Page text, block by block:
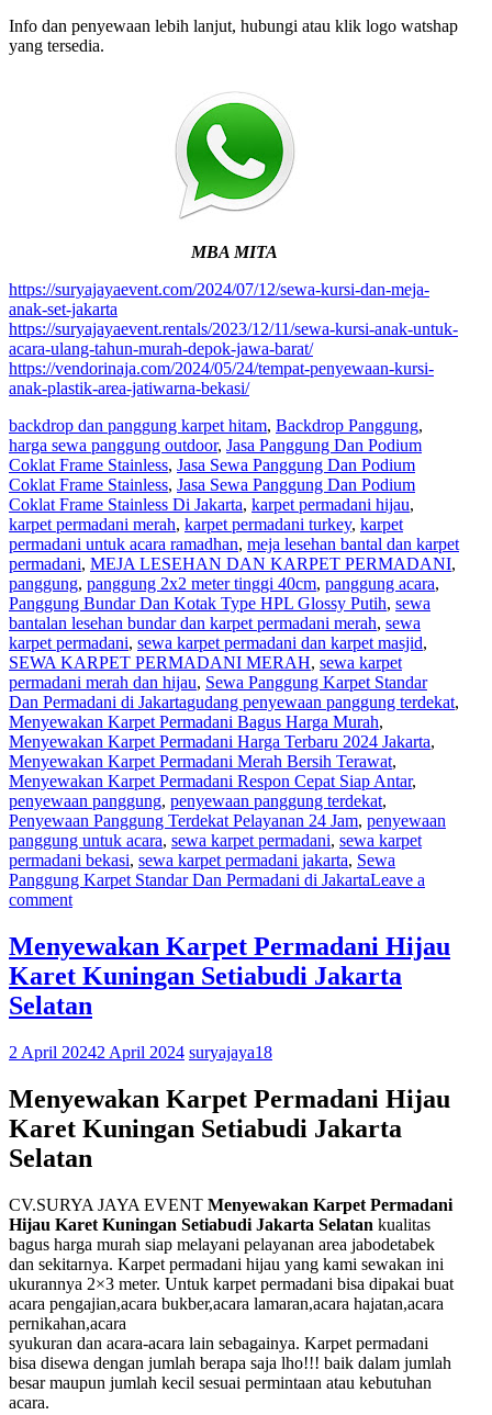
Info dan penyewaan lebih lanjut, hubungi atau klik logo watshap
yang tersedia.
MBA MITA
https://suryajayaevent.com/2024/07/12/sewa-kursi-dan-meja-
anak-set-jakarta
https://suryajayaevent.rentals/2023/12/11/sewa-kursi-anak-untuk-
acara-ulang-tahun-murah-depok-jawa-barat/
https://vendorinaja.com/2024/05/24/tempat-penyewaan-kursi-
anak-plastik-area-jatiwarna-bekasi/
backdrop dan panggung karpet hitam, Backdrop Panggung,
harga sewa panggung outdoor, Jasa Panggung Dan Podium
Coklat Frame Stainless, Jasa Sewa Panggung Dan Podium
Coklat Frame Stainless, Jasa Sewa Panggung Dan Podium
Coklat Frame Stainless Di Jakarta, karpet permadani hijau,
karpet permadani merah, karpet permadani turkey, karpet
permadani untuk acara ramadhan, meja lesehan bantal dan karpet
permadani, MEJA LESEHAN DAN KARPET PERMADANI,
panggung, panggung 2x2 meter tinggi 40cm, panggung acara,
Panggung Bundar Dan Kotak Type HPL Glossy Putih, sewa
bantalan lesehan bundar dan karpet permadani merah, sewa
karpet permadani, sewa karpet permadani dan karpet masjid,
SEWA KARPET PERMADANI MERAH, sewa karpet
permadani merah dan hijau, Sewa Panggung Karpet Standar
Dan Permadani di Jakartagudang penyewaan panggung terdekat,
Menyewakan Karpet Permadani Bagus Harga Murah,
Menyewakan Karpet Permadani Harga Terbaru 2024 Jakarta,
Menyewakan Karpet Permadani Merah Bersih Terawat,
Menyewakan Karpet Permadani Respon Cepat Siap Antar,
penyewaan panggung, penyewaan panggung terdekat,
Penyewaan Panggung Terdekat Pelayanan 24 Jam, penyewaan
panggung untuk acara, sewa karpet permadani, sewa karpet
permadani bekasi, sewa karpet permadani jakarta, Sewa
Panggung Karpet Standar Dan Permadani di JakartaLeave a
comment
Menyewakan Karpet Permadani Hijau
Karet Kuningan Setiabudi Jakarta
Selatan
2 April 20242 April 2024 suryajaya18
Menyewakan Karpet Permadani Hijau
Karet Kuningan Setiabudi Jakarta
Selatan
CV.SURYA JAYA EVENT Menyewakan Karpet Permadani
Hijau Karet Kuningan Setiabudi Jakarta Selatan kualitas
bagus harga murah siap melayani pelayanan area jabodetabek
dan sekitarnya. Karpet permadani hijau yang kami sewakan ini
ukurannya 2×3 meter. Untuk karpet permadani bisa dipakai buat
acara pengajian,acara bukber,acara lamaran,acara hajatan,acara
pernikahan,acara
syukuran dan acara-acara lain sebagainya. Karpet permadani
bisa disewa dengan jumlah berapa saja lho!!! baik dalam jumlah
besar maupun jumlah kecil sesuai permintaan atau kebutuhan
acara.